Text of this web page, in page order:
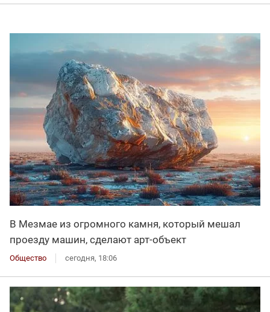
В Мезмае из огромного камня, который мешал
проезду машин, сделают арт-объект
Общество сегодня, 18:06